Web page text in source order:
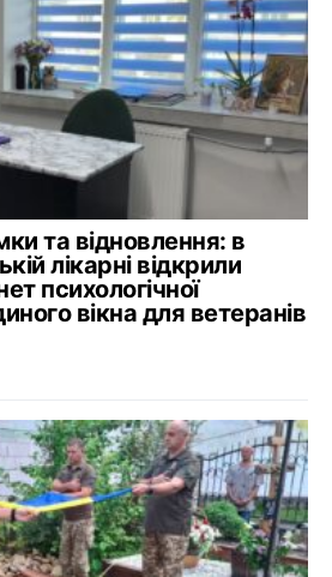
та відновлення: в
лікарні відкрили
психологічної
вікна для ветеранів